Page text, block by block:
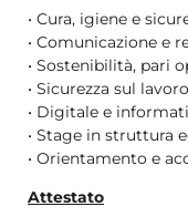
• Cura, igiene e
• Comunicazione e
• Sostenibilità, pari
• Sicurezza sul
• Digitale e
• Stage in struttura
• Orientamento e
Attestato